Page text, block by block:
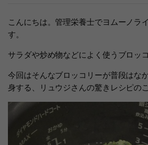
こんにちは。管理栄養士でヨムーノラ
す。
サラダや炒め物などによく使うブロッコ
今回はそんなブロッコリーが普段はな
身する、リュウジさんの驚きレシピの